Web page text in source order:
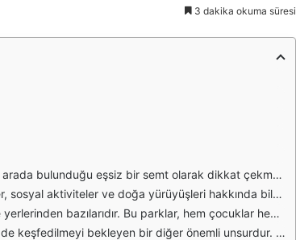
3 dakika okuma süresi
bir yaşam arayanlar hem de dinamik bir çevre isteyenler için ideal bir yerdir. Bu sebeplerle, Ankara Maltepe'de yaşayanların ve burayı ziyaret edenlerin ihtiyaç duyduğu canlı izleme rehberi, önemli bir kaynak haline gelmiştir.
ve ziyaretçilere çeşitli deneyimler sunmaktadır. Bu rehber aracılığıyla, katılabileceğiniz konserler, sergiler ve festivaller hakkında bilgi alabilir, planlarınızı buna göre yapabilirsiniz.
etkinlikler hakkında güncel bilgiler sağlamaktadır. Ayrıca, parkların doğal güzelliklerini keşfetmek isteyenler için yürüyüş rotaları ve piknik alanları gibi seçenekler de rehberde yer almaktadır.
için önemli bir fırsat sunmaktadır. Canlı izleme rehberinde, bu mekanların açılış saatleri, giriş ücretleri ve düzenlenen özel etkinlikler hakkında bilgiler bulmak mümkündür.